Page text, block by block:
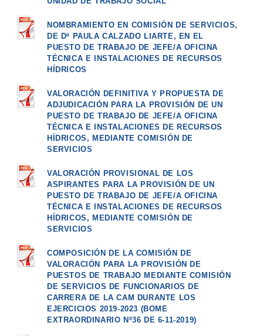
NOMBRAMIENTO EN COMISIÓN DE SERVICIOS,
DE Dª PAULA CALZADO LIARTE, EN EL
PUESTO DE TRABAJO DE JEFE/A OFICINA
TÉCNICA E INSTALACIONES DE RECURSOS
HÍDRICOS
VALORACIÓN DEFINITIVA Y PROPUESTA DE
ADJUDICACIÓN PARA LA PROVISIÓN DE UN
PUESTO DE TRABAJO DE JEFE/A OFICINA
TÉCNICA E INSTALACIONES DE RECURSOS
HÍDRICOS, MEDIANTE COMISIÓN DE
SERVICIOS
VALORACIÓN PROVISIONAL DE LOS
ASPIRANTES PARA LA PROVISIÓN DE UN
PUESTO DE TRABAJO DE JEFE/A OFICINA
TÉCNICA E INSTALACIONES DE RECURSOS
HÍDRICOS, MEDIANTE COMISIÓN DE
SERVICIOS
COMPOSICIÓN DE LA COMISIÓN DE
VALORACIÓN PARA LA PROVISIÓN DE
PUESTOS DE TRABAJO MEDIANTE COMISIÓN
DE SERVICIOS DE FUNCIONARIOS DE
CARRERA DE LA CAM DURANTE LOS
EJERCICIOS 2019-2023 (BOME
EXTRAORDINARIO Nº36 DE 6-11-2019)